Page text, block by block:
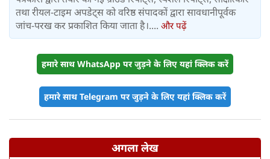
तथा रीयल-टाइम अपडेट्स को वरिष्ठ संपादकों द्वारा सावधानीपूर्वक
जांच-परख कर प्रकाशित किया जाता है।.... और पढ़ें
हमारे साथ WhatsApp पर जुड़ने के लिए यहां क्लिक करें
हमारे साथ Telegram पर जुड़ने के लिए यहां क्लिक करें
अगला लेख